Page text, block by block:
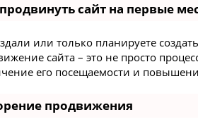
сайт на первые
или только планируете
сайта – это не просто
его посещаемости и
продвижения